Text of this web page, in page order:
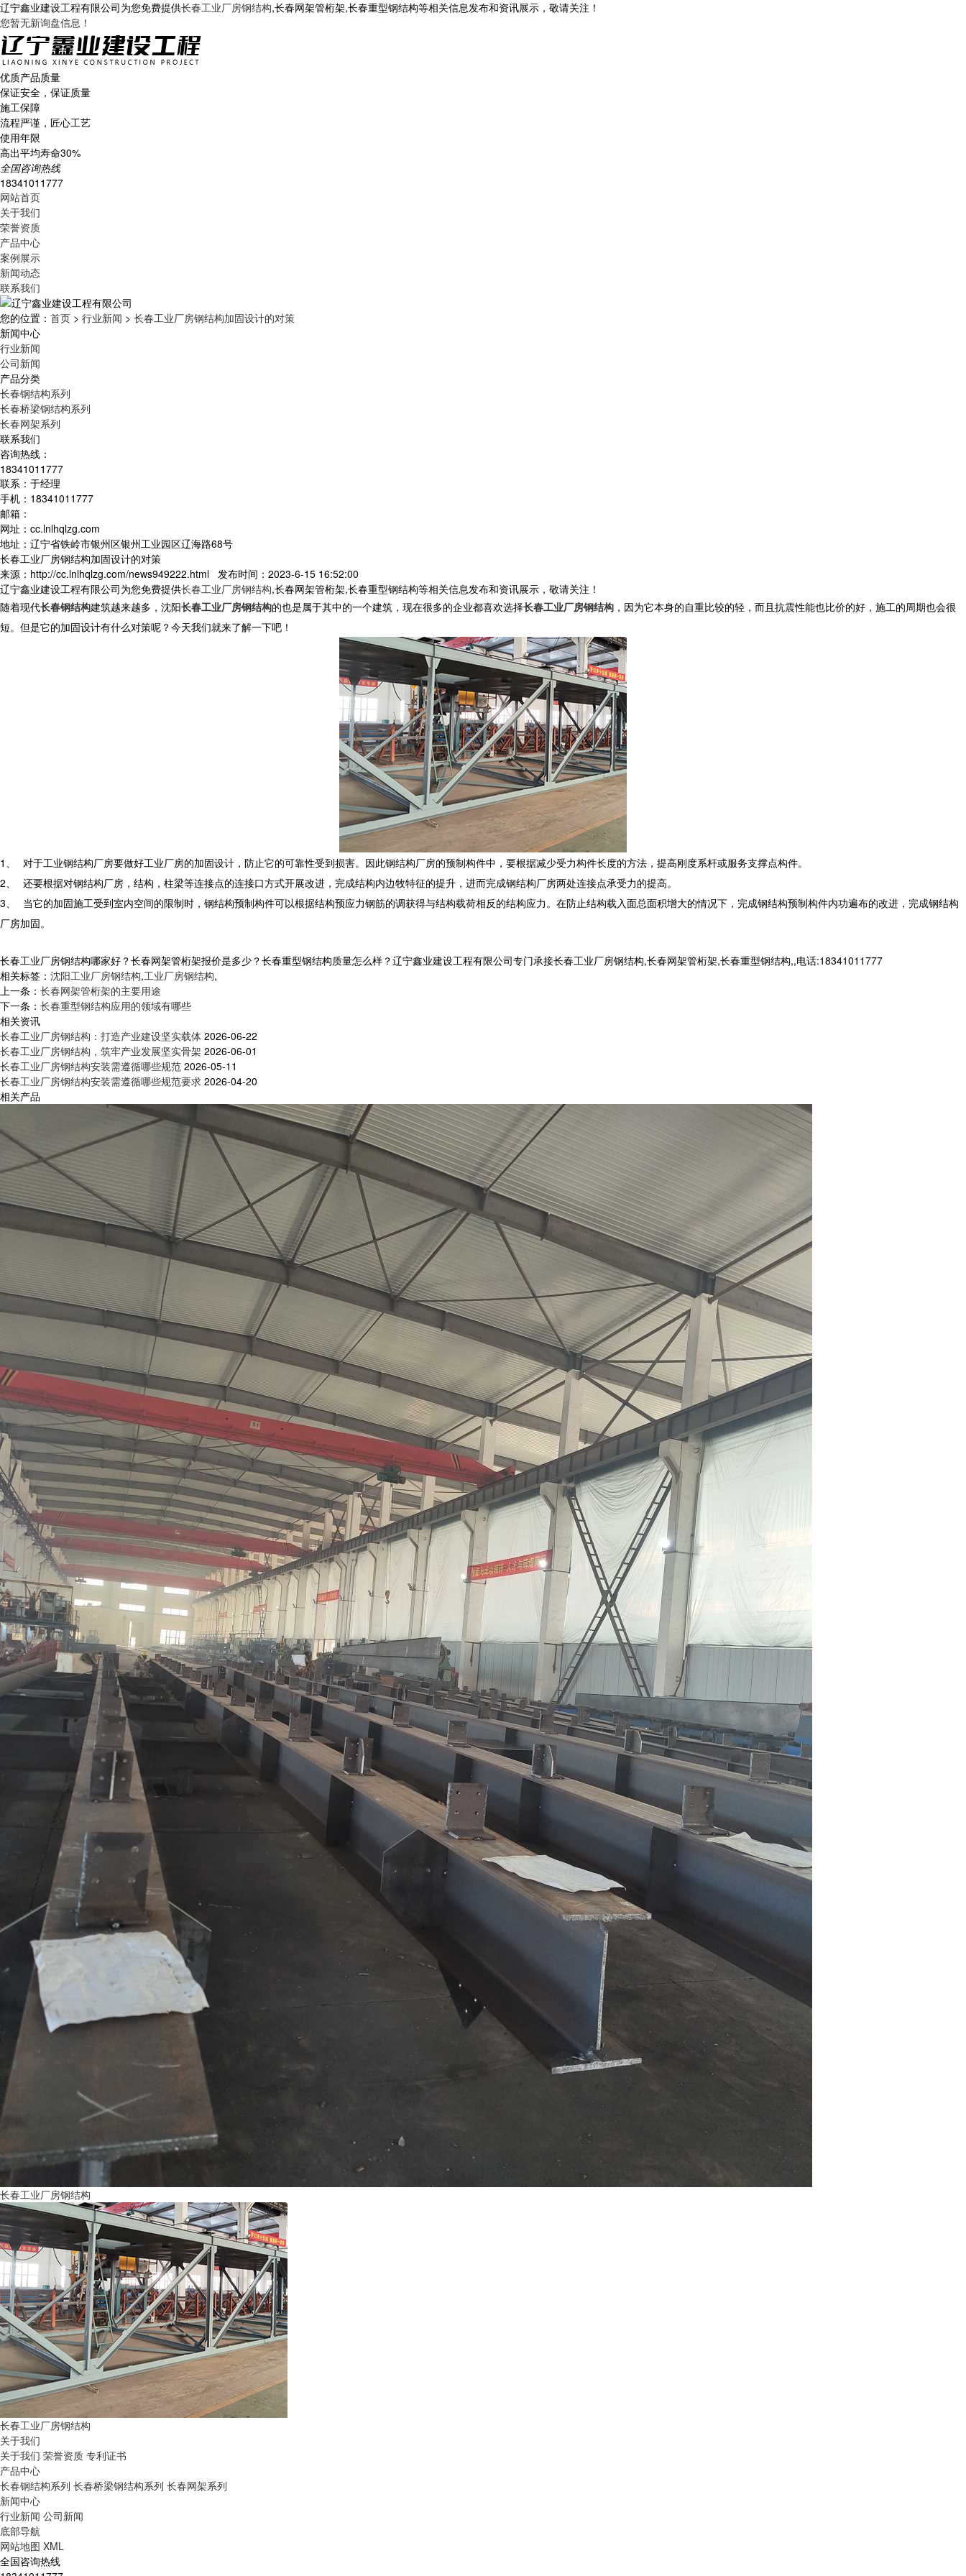
辽宁鑫业建设工程有限公司为您免费提供长春工业厂房钢结构,长春网架管桁架,长春重型钢结构等相关信息发布和资讯展示，敬请关注！
您暂无新询盘信息！
优质产品质量
保证安全，保证质量
施工保障
流程严谨，匠心工艺
使用年限
高出平均寿命30%
全国咨询热线
18341011777
网站首页
关于我们
荣誉资质
产品中心
案例展示
新闻动态
联系我们
您的位置： 首页 > 行业新闻 > 长春工业厂房钢结构加固设计的对策
新闻中心
行业新闻
公司新闻
产品分类
长春钢结构系列
长春桥梁钢结构系列
长春网架系列
联系我们
咨询热线：
18341011777
联系：于经理
手机：18341011777
邮箱：
网址：cc.lnlhqlzg.com
地址：辽宁省铁岭市银州区银州工业园区辽海路68号
长春工业厂房钢结构加固设计的对策
来源：http://cc.lnlhqlzg.com/news949222.html 发布时间：2023-6-15 16:52:00
辽宁鑫业建设工程有限公司为您免费提供长春工业厂房钢结构,长春网架管桁架,长春重型钢结构等相关信息发布和资讯展示，敬请关注！
随着现代长春钢结构建筑越来越多，沈阳长春工业厂房钢结构的也是属于其中的一个建筑，现在很多的企业都喜欢选择长春工业厂房钢结构 ，因为它本身的自重比较的轻，而且抗震性能也比价的好，施工的周期也会很
短。但是它的加固设计有什么对策呢？今天我们就来了解一下吧！
1、
对于工业钢结构厂房要做好工业厂房的加固设计，防止它的可靠性受到损害。因此钢结构厂房的预制构件中，要根据减少受力构件长度的方法，提高刚度系杆或服务支撑点构件。
2、
还要根据对钢结构厂房，结构，柱梁等连接点的连接口方式开展改进，完成结构内边牧特征的提升，进而完成钢结构厂房两处连接点承受力的提高。
3、
当它的加固施工受到室内空间的限制时，钢结构预制构件可以根据结构预应力钢筋的调获得与结构载荷相反的结构应力。在防止结构载入面总面积增大的情况下，完成钢结构预制构件内功遍布的改进，完成钢结构
厂房加固。
长春工业厂房钢结构哪家好？长春网架管桁架报价是多少？长春重型钢结构质量怎么样？辽宁鑫业建设工程有限公司专门承接长春工业厂房钢结构,长春网架管桁架,长春重型钢结构,,电话:18341011777
相关标签： 沈阳工业厂房钢结构,工业厂房钢结构,
上一条： 长春网架管桁架的主要用途
下一条： 长春重型钢结构应用的领域有哪些
相关资讯
长春工业厂房钢结构：打造产业建设坚实载体 2026-06-22
长春工业厂房钢结构，筑牢产业发展坚实骨架 2026-06-01
长春工业厂房钢结构安装需遵循哪些规范 2026-05-11
长春工业厂房钢结构安装需遵循哪些规范要求 2026-04-20
相关产品
长春工业厂房钢结构
长春工业厂房钢结构
关于我们
关于我们 荣誉资质 专利证书
产品中心
长春钢结构系列 长春桥梁钢结构系列 长春网架系列
新闻中心
行业新闻 公司新闻
底部导航
网站地图 XML
全国咨询热线